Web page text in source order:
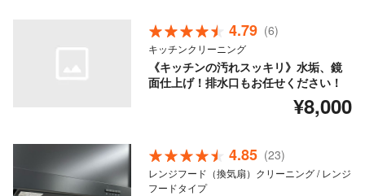
4.79 (6)
キッチンクリーニング
《キッチンの汚れスッキリ》水垢、鏡
面仕上げ！排水口もお任せください！
¥8,000
4.85 (23)
レンジフード（換気扇）クリーニング / レンジ
フードタイプ